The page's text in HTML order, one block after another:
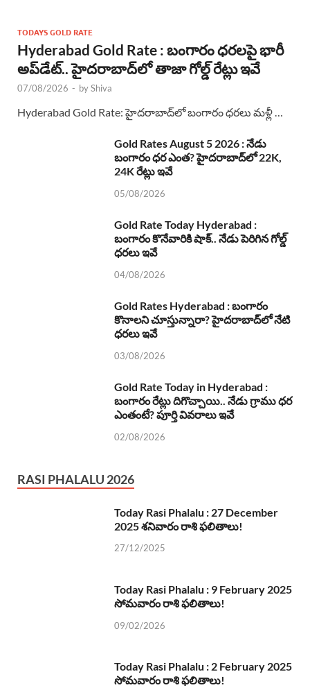
TODAYS GOLD RATE
Hyderabad Gold Rate : బంగారం ధరలపై భారీ
అప్‌డేట్.. హైదరాబాద్‌లో తాజా గోల్డ్ రేట్లు ఇవే
07/08/2026 - byShiva
Hyderabad Gold Rate: హైదరాబాద్‌లో బంగారం ధరలు మళ్లీ …
Gold Rates August 5 2026 : నేడు
బంగారం ధర ఎంత? హైదరాబాద్‌లో 22K,
24K రేట్లు ఇవే
05/08/2026
Gold Rate Today Hyderabad :
బంగారం కొనేవారికి షాక్.. నేడు పెరిగిన గోల్డ్
ధరలు ఇవే
04/08/2026
Gold Rates Hyderabad : బంగారం
కొనాలని చూస్తున్నారా? హైదరాబాద్‌లో నేటి
ధరలు ఇవే
03/08/2026
Gold Rate Today in Hyderabad :
బంగారం రేట్లు దిగొచ్చాయి.. నేడు గ్రాము ధర
ఎంతంటే? పూర్తి వివరాలు ఇవే
02/08/2026
RASI PHALALU 2026
Today Rasi Phalalu : 27 December
2025 శనివారం రాశి ఫలితాలు!
27/12/2025
Today Rasi Phalalu : 9 February 2025
సోమవారం రాశి ఫలితాలు!
09/02/2026
Today Rasi Phalalu : 2 February 2025
సోమవారం రాశి ఫలితాలు!